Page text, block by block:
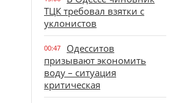
ТЦК требовал взятки с
уклонистов
00:47
Одесситов
призывают экономить
воду – ситуация
критическая